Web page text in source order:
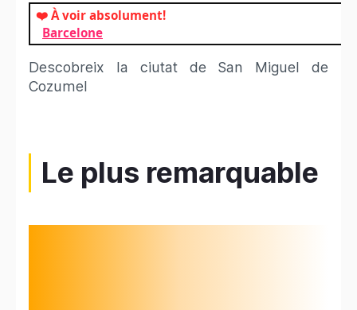
❤️ À voir absolument!
Barcelone
Descobreix la ciutat de San Miguel de
Cozumel
Le plus remarquable